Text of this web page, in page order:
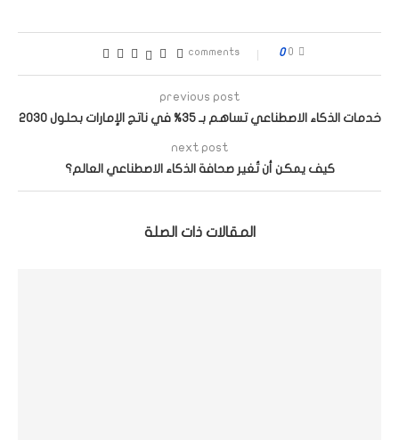
0 comments
0
previous post
خدمات الذكاء الاصطناعي تساهم بـ 35% في ناتج الإمارات بحلول 2030
next post
كيف يمكن أن تُغير صحافة الذكاء الاصطناعي العالم؟
المقالات ذات الصلة